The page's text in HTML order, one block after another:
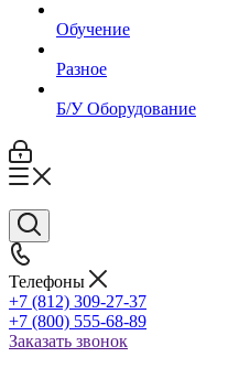
Обучение
Разное
Б/У Оборудование
Телефоны
+7 (812) 309-27-37
+7 (800) 555-68-89
Заказать звонок